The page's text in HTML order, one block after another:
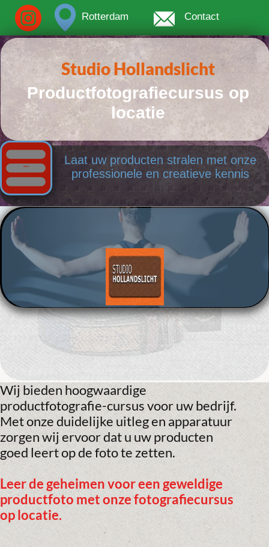
Contact
Rotterdam
Studio Hollandslicht
Productfotografiecursus op
locatie
Laat uw producten stralen met onze
professionele en creatieve kennis
Wij bieden hoogwaardige
productfotografie-cursus voor uw bedrijf.
Met onze duidelijke uitleg en apparatuur
zorgen wij ervoor dat u uw producten
goed leert op de foto te zetten.
Leer de geheimen voor een geweldige
productfoto met onze fotografiecursus
op locatie.
Ontdek het geheim van
productfotografiemet onze tweedaagse
op maat gemaakte privécursus,
rechtstreeks bij jou op locatie. Onze
ervaren fotograaf breng niet alleen
expertise mee, maar ook de benodigde
apparatuur, zoals, flitsers en LED-lampen.
Tijdens de sessies lichten we niet alleen de
technische aspecten van professionele
productfotografie toe, maar bieden we ook